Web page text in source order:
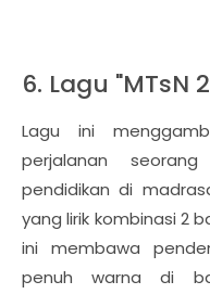
6. Lagu "MTsN
Lagu ini
perjalanan
pendidikan di
yang lirik kombinasi 2
ini membawa
penuh warna di